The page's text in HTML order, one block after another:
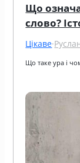
Що
слово?
Цікаве·
Що таке ура і